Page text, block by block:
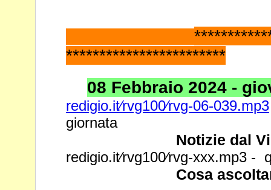
************************
08 Febbraio 2024 -
redigio.it⁄rvg100⁄rvg-06-039.mp3
giornata
Notizie dal
redigio.it⁄rvg100⁄rvg-xxx.mp3 -
Cosa